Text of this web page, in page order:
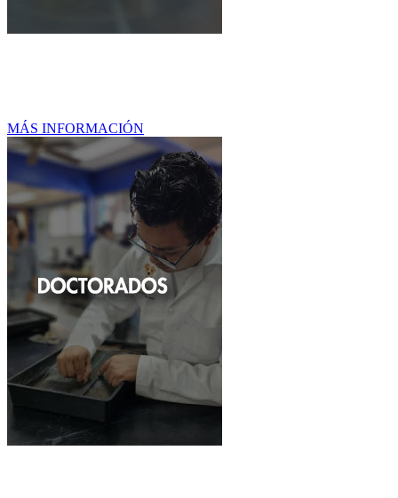
MÁS INFORMACIÓN